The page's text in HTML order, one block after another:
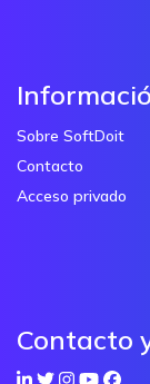
Sobre SoftDoit
Contacto
Acceso privado
Contacto